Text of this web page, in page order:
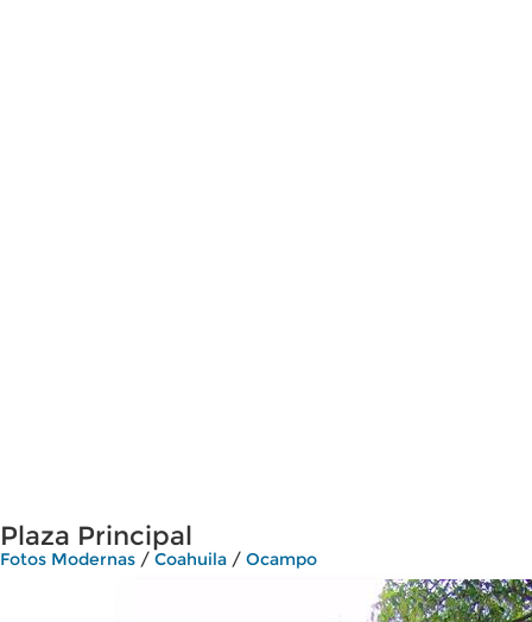
Plaza Principal
Fotos Modernas / Coahuila / Ocampo